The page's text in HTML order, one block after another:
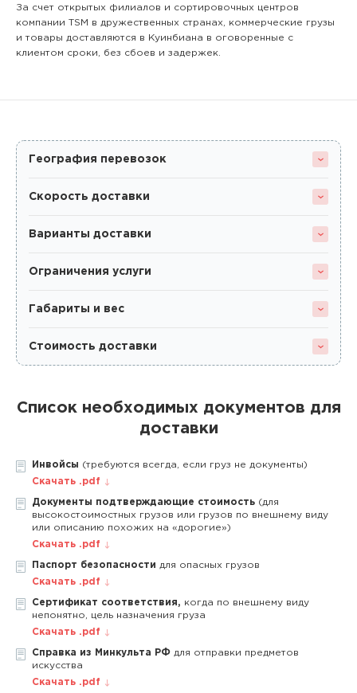
За счет открытых филиалов и сортировочных центров
компании TSM в дружественных странах, коммерческие грузы
и товары доставляются в Куинбиана в оговоренные с
клиентом сроки, без сбоев и задержек.
География перевозок
Скорость доставки
Варианты доставки
Ограничения услуги
Габариты и вес
Стоимость доставки
Список необходимых документов для
доставки
Инвойсы (требуются всегда, если груз не документы)
Скачать .pdf
Документы подтверждающие стоимость (для
высокостоимостных грузов или грузов по внешнему виду
или описанию похожих на «дорогие»)
Скачать .pdf
Паспорт безопасности для опасных грузов
Скачать .pdf
Сертификат соответствия, когда по внешнему виду
непонятно, цель назначения груза
Скачать .pdf
Справка из Минкульта РФ для отправки предметов
искусства
Скачать .pdf